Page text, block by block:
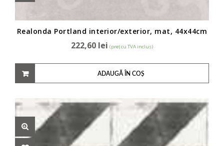
Realonda Portland interior/exterior, mat, 44x44cm
222,60 lei (preț cu TVA inclus)
ADAUGĂ ÎN COȘ